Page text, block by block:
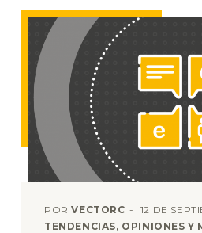
PORVECTORC
12 DE
TENDENCIAS, OPINIONES Y